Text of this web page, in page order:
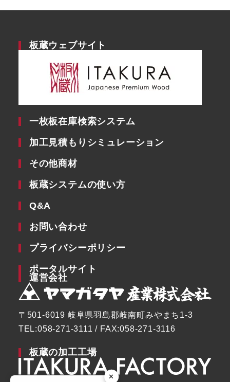
板蔵ウェブサイト
一枚板在庫検索システム
加工見積もりシミュレーション
その他商材
板蔵システムの使い方
Q&A
お問い合わせ
プライバシーポリシー
ポータルサイト
運営会社
〒501-6019 岐阜県羽島郡岐南町みやまち1-3
TEL:058-271-3111 / FAX:058-271-3116
板蔵の加工工場
✕